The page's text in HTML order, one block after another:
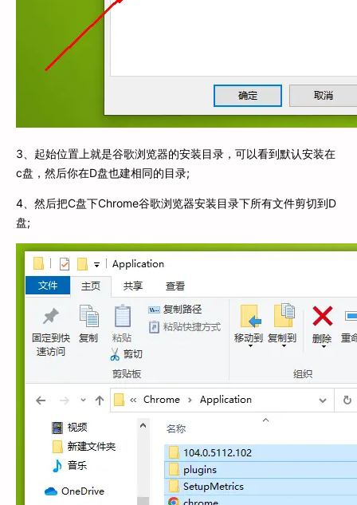
3、起始位置上就是谷歌浏览器的安装目录，可以看到默认安装在
c盘，然后你在D盘也建相同的目录;
4、然后把C盘下Chrome谷歌浏览器安装目录下所有文件剪切到D
盘;